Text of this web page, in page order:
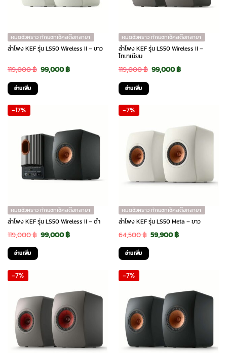
หมดชั่วคราว ทักแชทเช็คสต๊อกสาขา
ลำโพง KEF รุ่น LS50 Wireless II – ขาว
119,000฿ Original
99,000฿Current
อ่านเพิ่ม
หมดชั่วคราว ทักแชทเช็คสต๊อกสาขา
ลำโพง KEF รุ่น LS50 Wireless II –
ไทเทเนียม
119,000฿ Original
99,000฿Current
อ่านเพิ่ม
-17%
หมดชั่วคราว ทักแชทเช็คสต๊อกสาขา
ลำโพง KEF รุ่น LS50 Wireless II – ดำ
119,000฿ Original
99,000฿Current
อ่านเพิ่ม
-7%
หมดชั่วคราว ทักแชทเช็คสต๊อกสาขา
ลำโพง KEF รุ่น LS50 Meta – ขาว
64,500฿ Original
59,900฿Current
อ่านเพิ่ม
-7% -7%